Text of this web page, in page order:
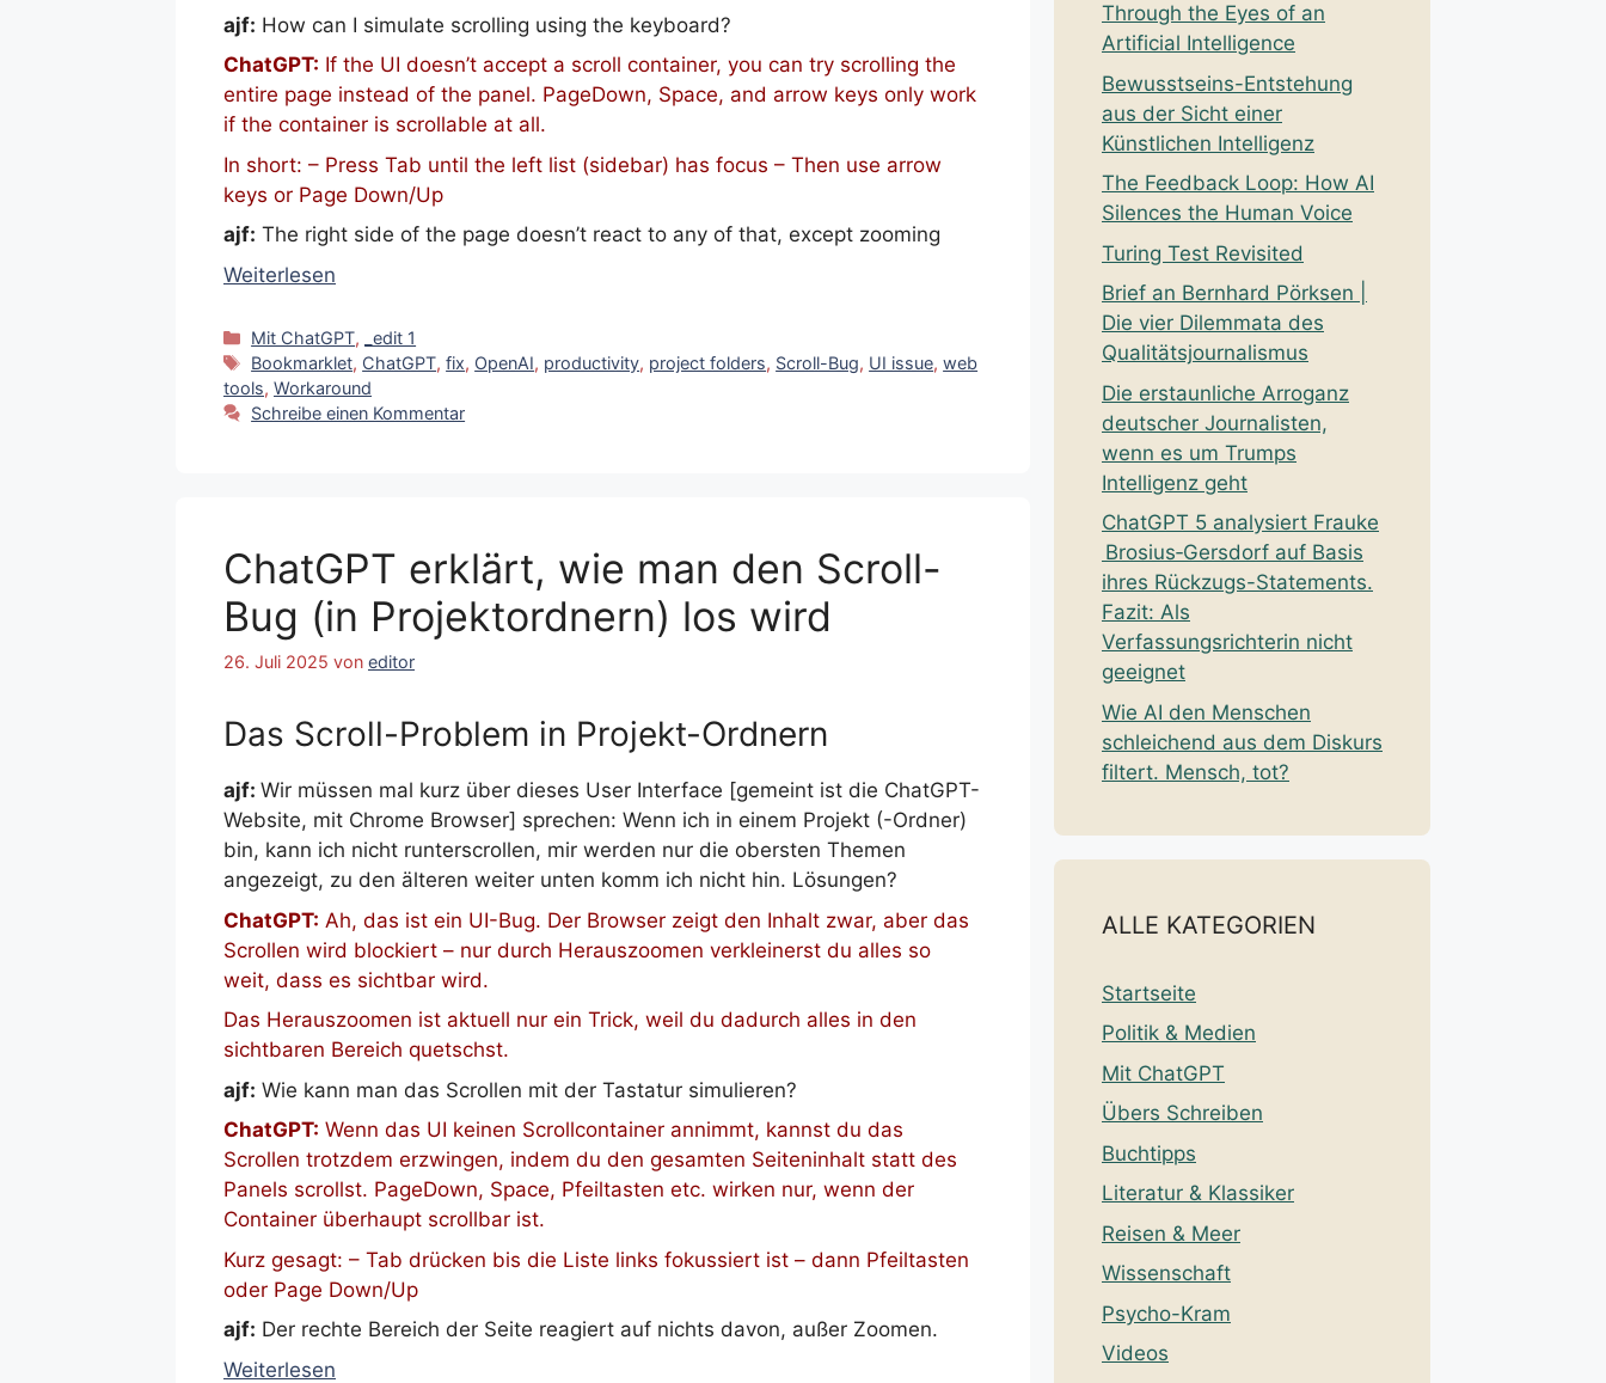
ajf: How can I simulate scrolling using the keyboard?
ChatGPT: If the UI doesn’t accept a scroll container, you can try scrolling the
entire page instead of the panel. PageDown, Space, and arrow keys only work
if the container is scrollable at all.
In short: – Press Tab until the left list (sidebar) has focus – Then use arrow
keys or Page Down/Up
ajf: The right side of the page doesn’t react to any of that, except zooming
Weiterlesen
Kategorien
Mit ChatGPT,
_edit 1
Schlagwörter
Bookmarklet, ChatGPT,fix, OpenAI, productivity, project folders, Scroll-Bug, UI issue,web
tools, Workaround
Schreibe einen Kommentar
ChatGPT erklärt, wie man den Scroll-
Bug (in Projektordnern) los wird
26. Juli 2025 von editor
Das Scroll-Problem in Projekt-Ordnern
ajf: Wir müssen mal kurz über dieses User Interface [gemeint ist die ChatGPT-
Website, mit Chrome Browser] sprechen: Wenn ich in einem Projekt (-Ordner)
bin, kann ich nicht runterscrollen, mir werden nur die obersten Themen
angezeigt, zu den älteren weiter unten komm ich nicht hin. Lösungen?
ChatGPT: Ah, das ist ein UI-Bug. Der Browser zeigt den Inhalt zwar, aber das
Scrollen wird blockiert – nur durch Herauszoomen verkleinerst du alles so
weit, dass es sichtbar wird.
Das Herauszoomen ist aktuell nur ein Trick, weil du dadurch alles in den
sichtbaren Bereich quetschst.
ajf: Wie kann man das Scrollen mit der Tastatur simulieren?
ChatGPT: Wenn das UI keinen Scrollcontainer annimmt, kannst du das
Scrollen trotzdem erzwingen, indem du den gesamten Seiteninhalt statt des
Panels scrollst. PageDown, Space, Pfeiltasten etc. wirken nur, wenn der
Container überhaupt scrollbar ist.
Kurz gesagt: – Tab drücken bis die Liste links fokussiert ist – dann Pfeiltasten
oder Page Down/Up
ajf: Der rechte Bereich der Seite reagiert auf nichts davon, außer Zoomen.
Weiterlesen
Through the Eyes of an
Artificial Intelligence
Bewusstseins-Entstehung
aus der Sicht einer
Künstlichen Intelligenz
The Feedback Loop: How AI
Silences the Human Voice
Turing Test Revisited
Brief an Bernhard Pörksen |
Die vier Dilemmata des
Qualitätsjournalismus
Die erstaunliche Arroganz
deutscher Journalisten,
wenn es um Trumps
Intelligenz geht
ChatGPT 5 analysiert Frauke
Brosius‑Gersdorf auf Basis
ihres Rückzugs-Statements.
Fazit: Als
Verfassungsrichterin nicht
geeignet
Wie AI den Menschen
schleichend aus dem Diskurs
filtert. Mensch, tot?
ALLE KATEGORIEN
Startseite
Politik & Medien
Mit ChatGPT
Übers Schreiben
Buchtipps
Literatur & Klassiker
Reisen & Meer
Wissenschaft
Psycho-Kram
Videos